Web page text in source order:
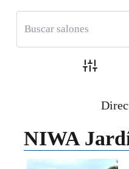
o
Búsqueda
NIWA